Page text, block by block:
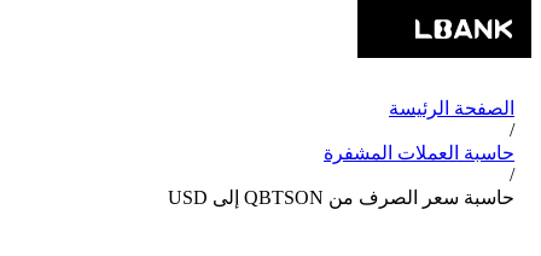
الصفحة الرئيسة
/
حاسبة العملات المشفرة
/
حاسبة سعر الصرف من QBTSON إلى USD